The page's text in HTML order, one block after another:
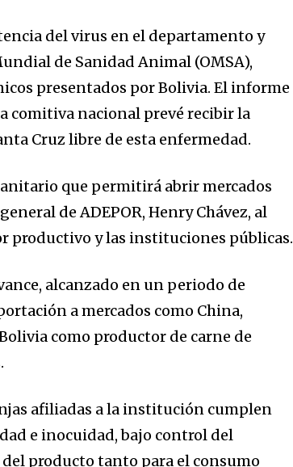
our website or click
with us.
del virus en el departamento y
de Sanidad Animal (OMSA),
presentados por Bolivia. El informe
comitiva nacional prevé recibir la
Cruz libre de esta enfermedad.
que permitirá abrir mercados
de ADEPOR, Henry Chávez, al
productivo y las instituciones públicas.
alcanzado en un periodo de
a mercados como China,
como productor de carne de
afiliadas a la institución cumplen
e inocuidad, bajo control del
del producto tanto para el consumo